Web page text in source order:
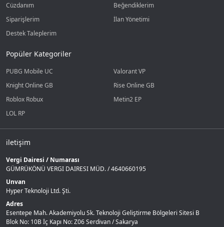
Cüzdanım
Beğendiklerim
Siparişlerim
İlan Yönetimi
Destek Taleplerim
Popüler Kategoriler
PUBG Mobile UC
Valorant VP
Knight Online GB
Rise Online GB
Roblox Robux
Metin2 EP
LOL RP
iletişim
Vergi Dairesi / Numarası
GÜMRÜKÖNÜ VERGI DAIRESI MÜD. / 4640660195
Unvan
Hyper Teknoloji Ltd. Şti.
Adres
Esentepe Mah. Akademiyolu Sk. Teknoloji Geliştirme Bölgeleri Sitesi B
Blok No: 10B İç Kapı No: Z06 Serdivan / Sakarya